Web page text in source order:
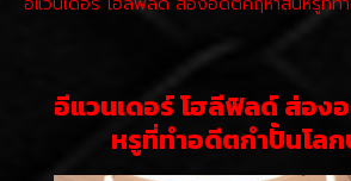
อีแวนเดอร์ โฮลีฟิลด์ ส่อง
หรูที่ทำอดีตกำปั้นโล